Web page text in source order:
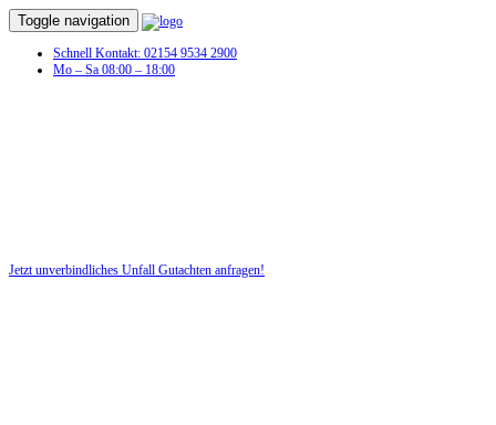
Toggle navigation
Schnell Kontakt: 02154 9534 2900
Mo – Sa 08:00 – 18:00
Jetzt unverbindliches Unfall Gutachten anfragen!